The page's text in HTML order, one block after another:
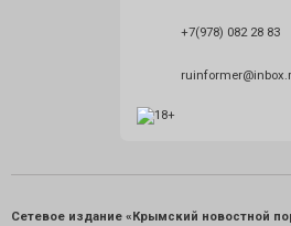
+7(978) 082 28 83
Сетевое издание «Крымский новостной